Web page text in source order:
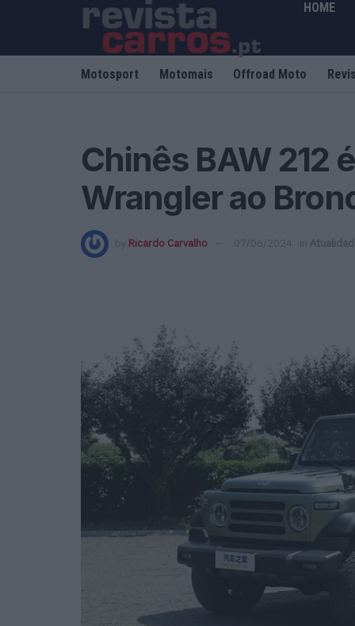
HOME
Motosport Motomais Offroad Moto
Chinês BAW 212
Wrangler ao
by Ricardo Carvalho 07/06/2024 in